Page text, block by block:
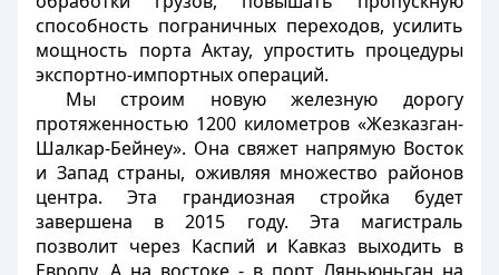
способность пограничных переходов, усилить
мощность порта Актау, упростить процедуры
экспортно-импортных операций.
Мы строим новую железную дорогу
протяженностью 1200 километров «Жезказган-
Шалкар-Бейнеу». Она свяжет напрямую Восток
и Запад страны, оживляя множество районов
центра. Эта грандиозная стройка будет
завершена в 2015 году. Эта магистраль
позволит через Каспий и Кавказ выходить в